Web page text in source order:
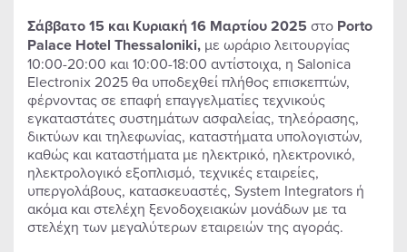
Σάββατο 15 και Κυριακή 16 Μαρτίου 2025 στο Porto
Palace Hotel Thessaloniki, με ωράριο λειτουργίας
10:00-20:00 και 10:00-18:00 αντίστοιχα, η Salonica
Electronix 2025 θα υποδεχθεί πλήθος επισκεπτών,
φέρνοντας σε επαφή επαγγελματίες τεχνικούς
εγκαταστάτες συστημάτων ασφαλείας, τηλεόρασης,
δικτύων και τηλεφωνίας, καταστήματα υπολογιστών,
καθώς και καταστήματα με ηλεκτρικό, ηλεκτρονικό,
ηλεκτρολογικό εξοπλισμό, τεχνικές εταιρείες,
υπεργολάβους, κατασκευαστές, System Integrators ή
ακόμα και στελέχη ξενοδοχειακών μονάδων με τα
στελέχη των μεγαλύτερων εταιρειών της αγοράς.